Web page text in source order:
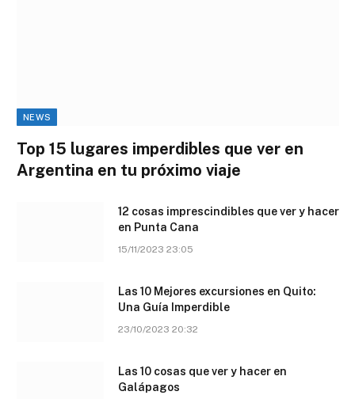
NEWS
Top 15 lugares imperdibles que ver en
Argentina en tu próximo viaje
12 cosas imprescindibles que ver y hacer
en Punta Cana
15/11/2023 23:05
Las 10 Mejores excursiones en Quito:
Una Guía Imperdible
23/10/2023 20:32
Las 10 cosas que ver y hacer en
Galápagos